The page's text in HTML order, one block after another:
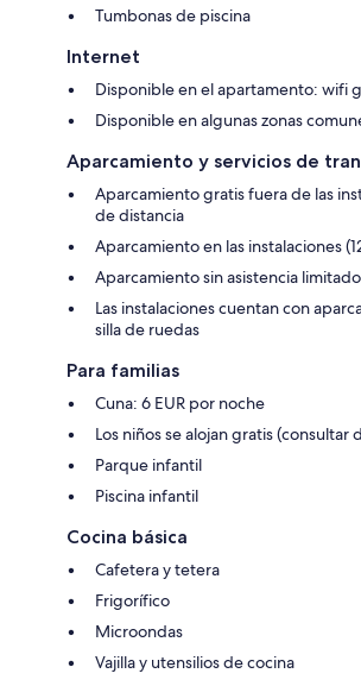
Tumbonas de piscina
Internet
Disponible en el apartamento: wifi
Disponible en algunas zonas
Aparcamiento y servicios de
Aparcamiento gratis fuera de las
de distancia
Aparcamiento en las instalaciones
Aparcamiento sin asistencia
Las instalaciones cuentan con
silla de ruedas
Para familias
Cuna: 6 EUR por noche
Los niños se alojan gratis (consultar
Parque infantil
Piscina infantil
Cocina básica
Cafetera y tetera
Frigorífico
Microondas
Vajilla y utensilios de cocina